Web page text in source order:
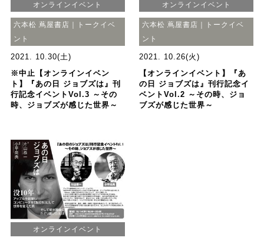
オンラインイベント
六本松 蔦屋書店｜トークイベ
ント
2021. 10.30(土)
※中止【オンラインイベン
ト】『あの日 ジョブズは』刊
行記念イベントVol.3 ～その
時、ジョブズが感じた世界～
オンラインイベント
六本松 蔦屋書店｜トークイベ
ント
2021. 10.26(火)
【オンラインイベント】『あ
の日 ジョブズは』刊行記念イ
ベントVol.2 ～その時、ジョ
ブズが感じた世界～
オンラインイベント